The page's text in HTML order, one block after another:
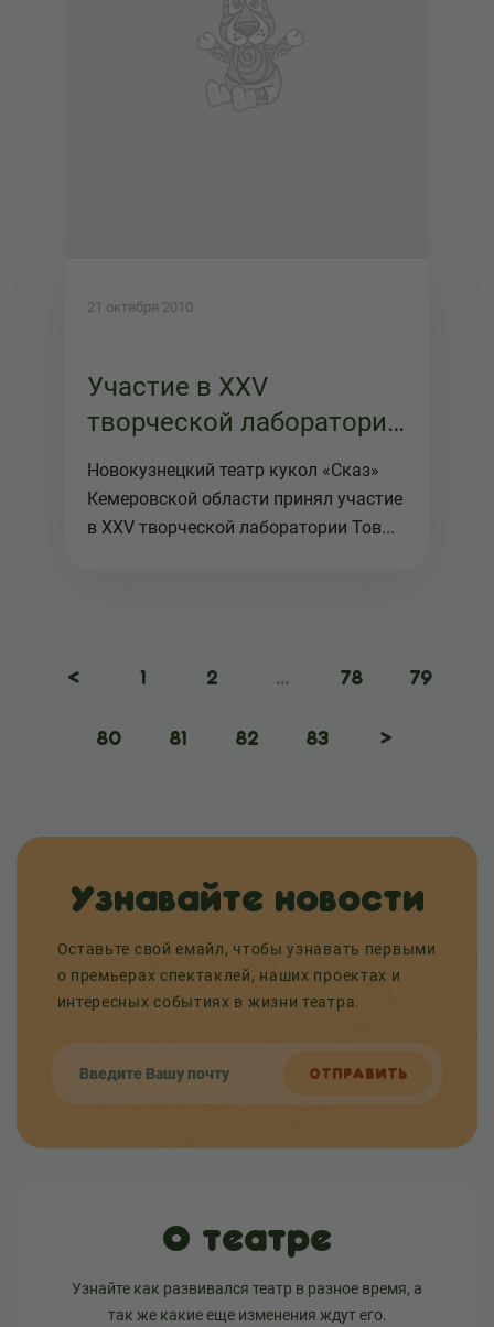
21 октября 2010
Участие в XXV
творческой лаборатории
Товарищества
Новокузнецкий театр кукол «Сказ»
Кемеровской области принял участие
в XXV творческой лаборатории Тов...
< 1 2 ... 78 79
80 81 82 83 >
Узнавайте новости
Оставьте свой емайл, чтобы узнавать первыми
о премьерах спектаклей, наших проектах и
интересных событиях в жизни театра.
ОТПРАВИТЬ
О театре
Узнайте как развивался театр в разное время, а
так же какие еще изменения ждут его.